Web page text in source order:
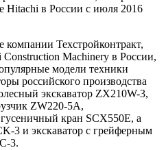
Hitachi в России с июля 2016
Техстройконтракт,
Machinery в России,
модели техники
российского производства
экскаватор ZX210W-3,
ZW220-5А,
кран SCX550E, а
3 и экскаватор с грейферным
3.